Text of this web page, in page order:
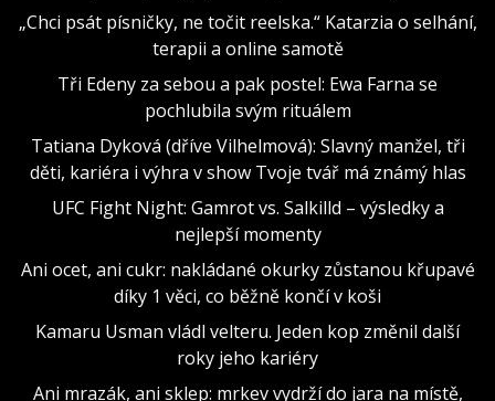
„Chci psát písničky, ne točit reelska.“ Katarzia o selhání,
terapii a online samotě
Tři Edeny za sebou a pak postel: Ewa Farna se
pochlubila svým rituálem
Tatiana Dyková (dříve Vilhelmová): Slavný manžel, tři
děti, kariéra i výhra v show Tvoje tvář má známý hlas
UFC Fight Night: Gamrot vs. Salkilld – výsledky a
nejlepší momenty
Ani ocet, ani cukr: nakládané okurky zůstanou křupavé
díky 1 věci, co běžně končí v koši
Kamaru Usman vládl velteru. Jeden kop změnil další
roky jeho kariéry
Ani mrazák, ani sklep: mrkev vydrží do jara na místě,